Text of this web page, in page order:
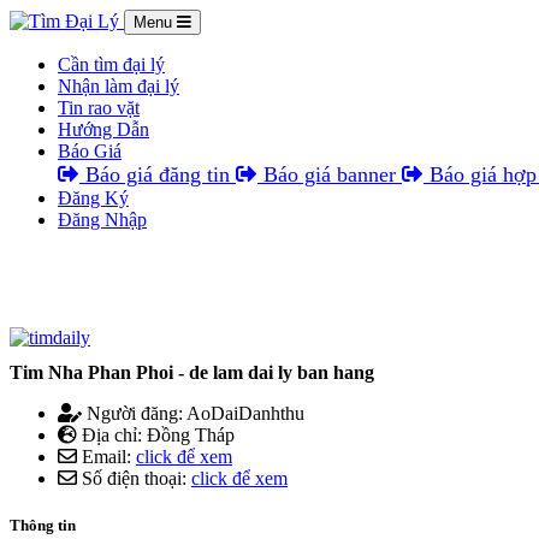
Menu
Cần tìm đại lý
Nhận làm đại lý
Tin rao vặt
Hướng Dẫn
Báo Giá
Báo giá đăng tin Báo giá banner Báo giá
Đăng Ký
Đăng Nhập
Tim Nha Phan Phoi - de lam dai ly ban hang
Người đăng: AoDaiDanhthu
Địa chỉ: Đồng Tháp
Email: click để xem
Số điện thoại: click để xem
Thông tin